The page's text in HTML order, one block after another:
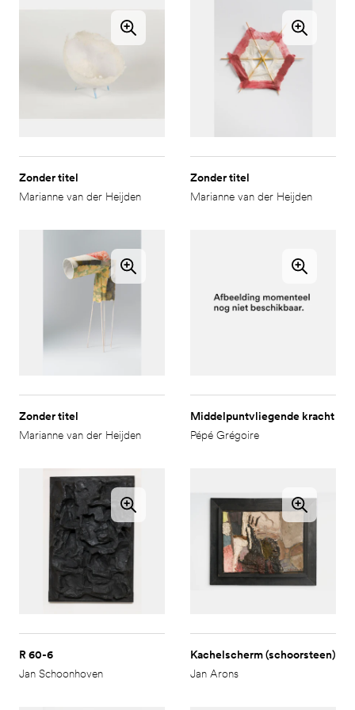
Zonder titel
Marianne van der Heijden
Zonder titel
Marianne van der Heijden
Zonder titel
Marianne van der Heijden
Middelpuntvliegende kracht
Pépé Grégoire
R 60-6
Jan Schoonhoven
Kachelscherm (schoorsteen)
Jan Arons